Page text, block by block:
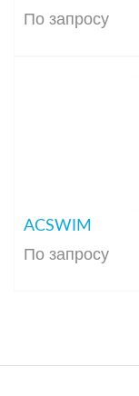
По запросу
ACSWIM
По запросу